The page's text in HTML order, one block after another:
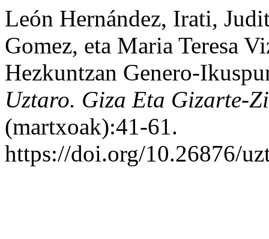
León Hernández, Irati,
Gomez, eta Maria Teresa
Hezkuntzan Genero-
Uztaro. Giza Eta Gizarte-
(martxoak):41-61.
https://doi.org/10.26876/